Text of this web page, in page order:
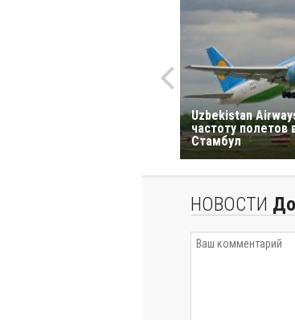
Uzbekistan
частоту полетов
Стамбул
НОВОСТИ